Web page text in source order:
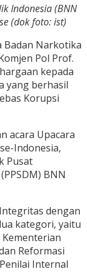
Indonesia (BNN
(dok foto: ist)
Badan Narkotika
Pol Prof.
kepada
yang berhasil
Korupsi
acara Upacara
Indonesia,
Pusat
BNN
dengan
kategori, yaitu
Reformasi
Internal